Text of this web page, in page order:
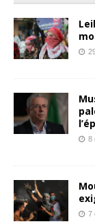
8
7